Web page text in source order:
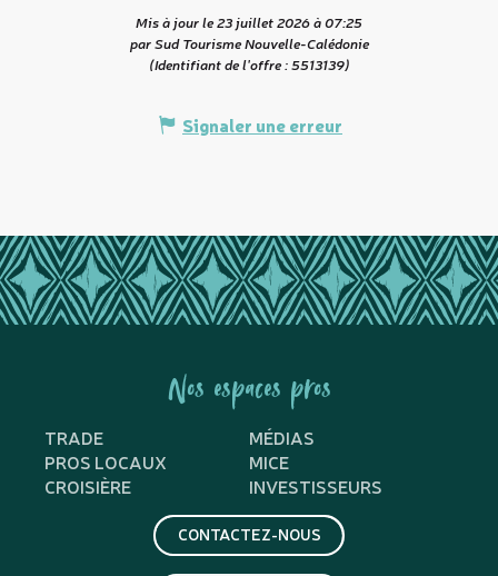
Mis à jour le 23 juillet 2026 à 07:25
par Sud Tourisme Nouvelle-Calédonie
(Identifiant de l'offre :5513139)
Signaler une erreur
Nos espaces pros
TRADE
MÉDIAS
PROS LOCAUX
MICE
CROISIÈRE
INVESTISSEURS
CONTACTEZ-NOUS